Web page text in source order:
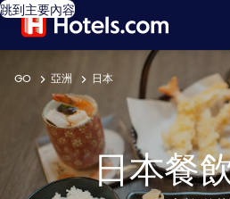
跳到主要內容
GO 亞洲 日本
日本餐